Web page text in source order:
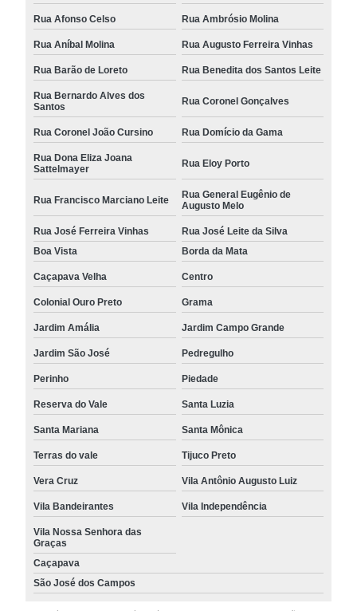
Rua Afonso Celso Rua Ambrósio Molina
Rua Aníbal Molina Rua Augusto Ferreira Vinhas
Rua Barão de Loreto Rua Benedita dos Santos Leite
Rua Bernardo Alves dos
Santos
Rua Coronel Gonçalves
Rua Coronel João Cursino Rua Domício da Gama
Rua Dona Eliza Joana
Sattelmayer
Rua Eloy Porto
Rua Francisco Marciano Leite
Rua General Eugênio de
Augusto Melo
Rua José Ferreira Vinhas
Rua José Leite da Silva
Boa Vista
Borda da Mata
Caçapava Velha Centro
Colonial Ouro Preto Grama
Jardim Amália Jardim Campo Grande
Jardim São José Pedregulho
Perinho Piedade
Reserva do Vale Santa Luzia
Santa Mariana Santa Mônica
Terras do vale Tijuco Preto
Vera Cruz Vila Antônio Augusto Luiz
Vila Bandeirantes Vila Independência
Vila Nossa Senhora das
Graças
Caçapava
São José dos Campos